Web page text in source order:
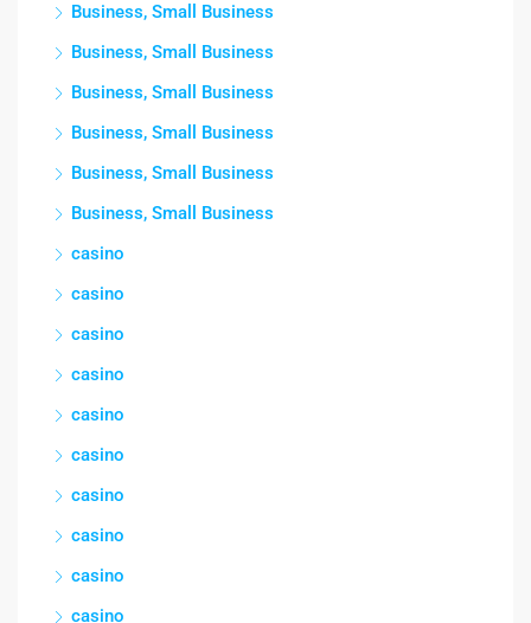
Business, Small Business
Business, Small Business
Business, Small Business
Business, Small Business
Business, Small Business
Business, Small Business
casino
casino
casino
casino
casino
casino
casino
casino
casino
casino